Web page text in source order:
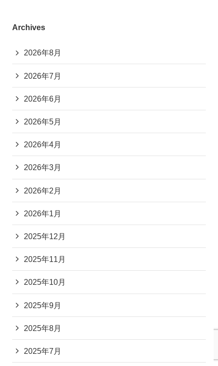
Archives
2026年8月
2026年7月
2026年6月
2026年5月
2026年4月
2026年3月
2026年2月
2026年1月
2025年12月
2025年11月
2025年10月
2025年9月
2025年8月
2025年7月